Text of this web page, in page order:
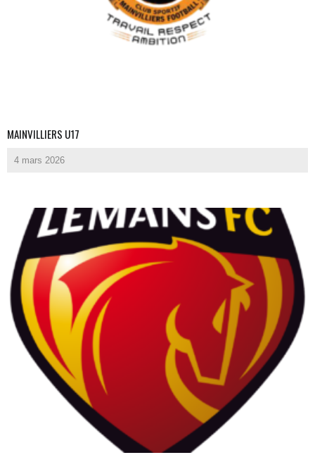
MAINVILLIERS U17
4 mars 2026